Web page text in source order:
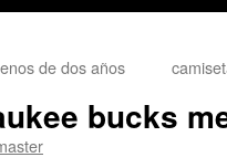
de dos años
bucks